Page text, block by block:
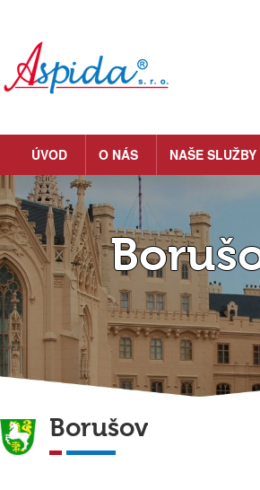
ÚVOD O NÁS NAŠE SLUŽBY
Borušov